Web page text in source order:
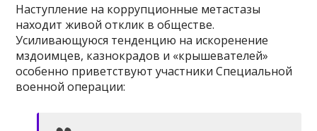
Наступление на коррупционные метастазы
находит живой отклик в обществе.
Усиливающуюся тенденцию на искоренение
мздоимцев, казнокрадов и «крышевателей»
особенно приветствуют участники Специальной
военной операции: